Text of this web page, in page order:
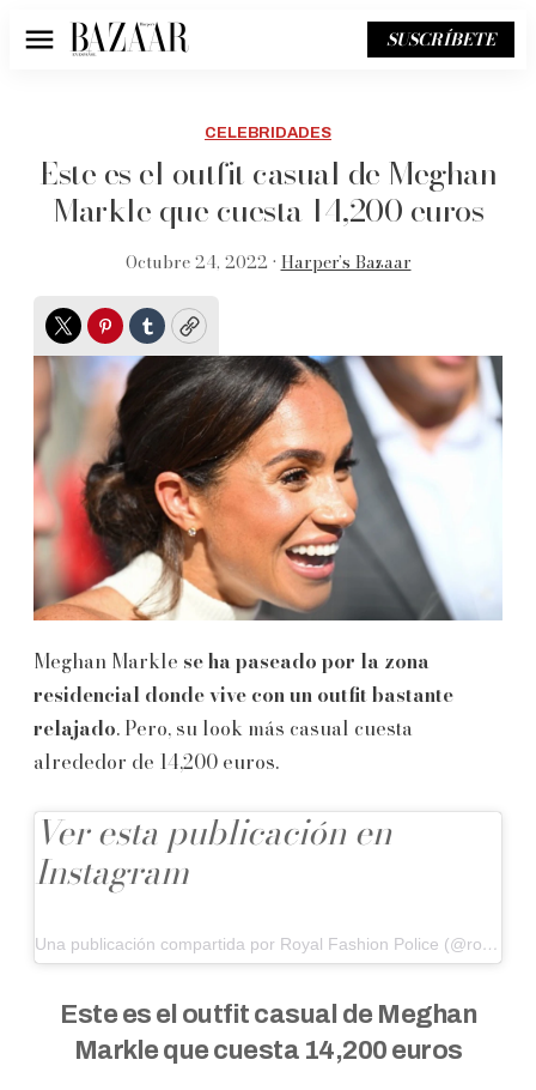
Menú SUSCRÍBETE
CELEBRIDADES
Este es el outfit casual de Meghan
Markle que cuesta 14,200 euros
Octubre 24, 2022 • Harper’s Bazaar
TwitterPinterest
TumblrCopy
Meghan Markle se ha paseado por la zona
residencial donde vive con un outfit bastante
relajado. Pero, su look más casual cuesta
alrededor de 14,200 euros.
Ver esta publicación en
Instagram
Una publicación compartida por Royal Fashion Police (@royalfashionpolice)
Este es el outfit casual de Meghan
Markle que cuesta 14,200 euros